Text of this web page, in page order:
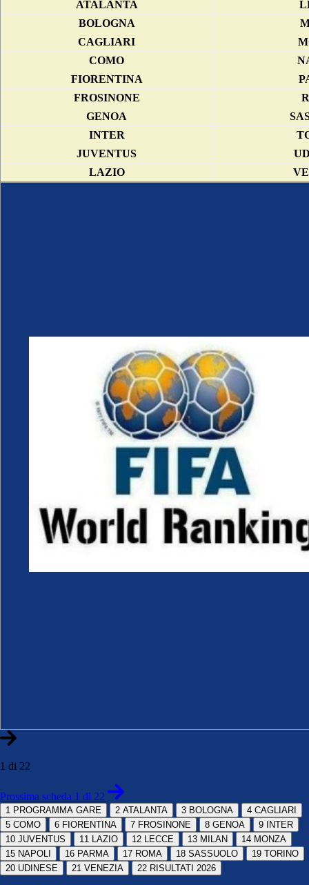
ATALANTA
BOLOGNA
CAGLIARI
COMO
FIORENTINA
FROSINONE
GENOA
INTER
JUVENTUS
LAZIO
1 di 22
Prossima scheda 1 di 22
1 PROGRAMMA GARE 2 ATALANTA 3 BOLOGNA 4 CAGLIARI
5 COMO 6 FIORENTINA 7 FROSINONE 8 GENOA 9
INTER
10 JUVENTUS 11 LAZIO 12 LECCE 13 MILAN 14 MONZA
15 NAPOLI 16 PARMA 17 ROMA 18 SASSUOLO 19 TORINO
20 UDINESE 21 VENEZIA 22 RISULTATI 2026